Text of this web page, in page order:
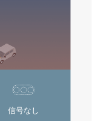
信号なし